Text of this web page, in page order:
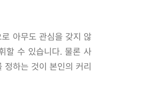
아무도 관심을 갖지 않
할 수 있습니다. 물론 사
하는 것이 본인의 커리